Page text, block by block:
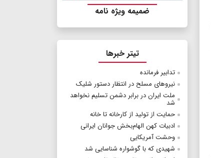
ضمیمه ویژه نامه
تیتر خبرها
تدابیر فرمانده
نیرو‌های مسلح در انتظار دستور شلیک
ملت ایران در برابر دشمن تسلیم نخواهد
شد
حمایت از تولید از کارخانه تا خانه
ادبیات کهن الهام‌بخش جوانان ایرانی
وحشت آمریکایی
شهیدی که با گوشواره شناسایی شد